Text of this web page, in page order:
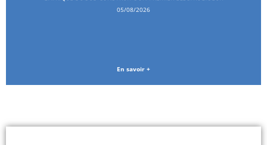
05/08/2026
En savoir +